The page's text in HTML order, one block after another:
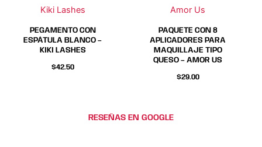
Kiki Lashes
PEGAMENTO CON
ESPÁTULA BLANCO –
KIKI LASHES
$42.50
Amor Us
PAQUETE CON 8
APLICADORES PARA
MAQUILLAJE TIPO
QUESO – AMOR US
$29.00
RESEÑAS EN GOOGLE